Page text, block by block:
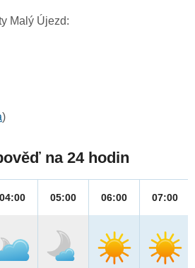
Malý Újezd:
)
na 24 hodin
04:00 05:00 06:00 07:00